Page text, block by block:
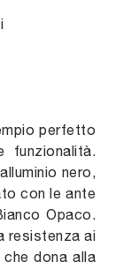
perfetto
funzionalità.
nero,
con le ante
Opaco.
resistenza ai
dona alla